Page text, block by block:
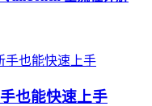
也能快速上手